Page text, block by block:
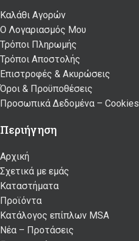
Καλάθι Αγορών
Ο Λογαριασμός Μου
Τρόποι Πληρωμής
Τρόποι Αποστολής
Επιστροφές & Ακυρώσεις
Όροι & Προϋποθέσεις
Προσωπικά Δεδομένα – Cookies
Περιήγηση
Αρχική
Σχετικά με εμάς
Καταστήματα
Προϊόντα
Κατάλογος επίπλων MSA
Nέα – Προτάσεις